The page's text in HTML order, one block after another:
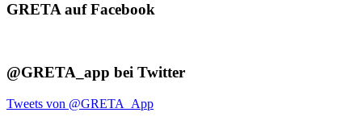
GRETA auf Facebook
@GRETA_app bei Twitter
Tweets von @GRETA_App